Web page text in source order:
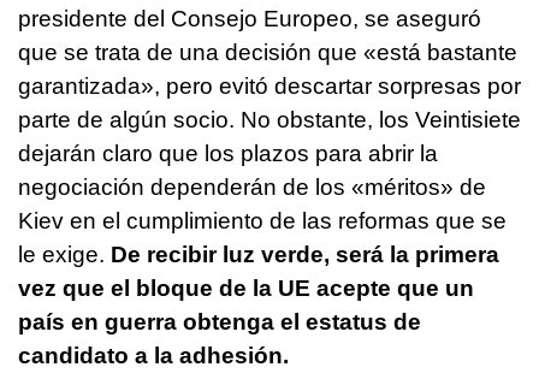
presidente del Consejo Europeo, se aseguró
que se trata de una decisión que «está bastante
garantizada», pero evitó descartar sorpresas por
parte de algún socio. No obstante, los Veintisiete
dejarán claro que los plazos para abrir la
negociación dependerán de los «méritos» de
Kiev en el cumplimiento de las reformas que se
le exige. De recibir luz verde, será la primera
vez que el bloque de la UE acepte que un
país en guerra obtenga el estatus de
candidato a la adhesión.